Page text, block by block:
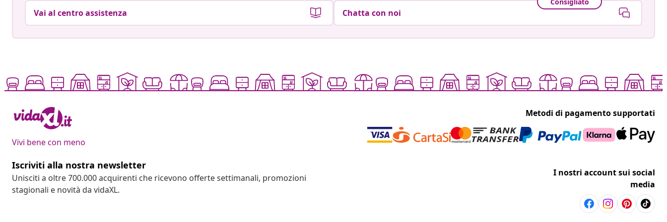
Vai al centro assistenza Chatta con noi
Vivi bene con meno
Metodi di pagamento supportati
Iscriviti alla nostra newsletter
Unisciti a oltre 700.000 acquirenti che ricevono offerte settimanali, promozioni
stagionali e novità da vidaXL.
I nostri account sui social
media